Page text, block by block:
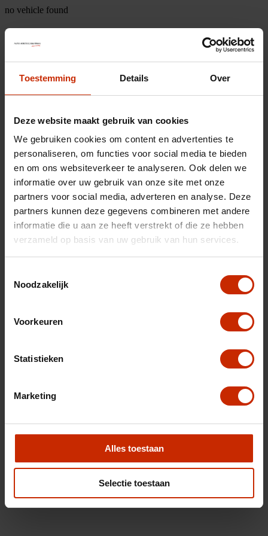
Toestemming Details Over
Deze website maakt gebruik van cookies
We gebruiken cookies om content en advertenties te
personaliseren, om functies voor social media te bieden
en om ons websiteverkeer te analyseren. Ook delen we
informatie over uw gebruik van onze site met onze
partners voor social media, adverteren en analyse. Deze
partners kunnen deze gegevens combineren met andere
informatie die u aan ze heeft verstrekt of die ze hebben
verzameld op basis van uw gebruik van hun services.
Noodzakelijk
Voorkeuren
Statistieken
Marketing
Alles toestaan
Selectie toestaan
no vehicle found